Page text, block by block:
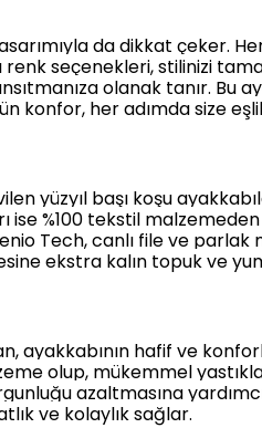
da dikkat çeker.
seçenekleri, stilinizi
olanak tanır. Bu
konfor, her adımda size
yüzyıl başı koşu
ise %100 tekstil
Tech, canlı file ve parlak
ekstra kalın topuk ve
ayakkabının hafif ve
olup, mükemmel
azaltmasına
ve kolaylık sağlar.